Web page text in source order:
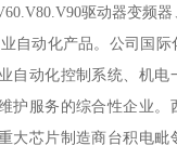
驱动器变频
自动化产品。公司国
自动化控制系统、机电
护服务的综合性企业。
大芯片制造商台积电毗